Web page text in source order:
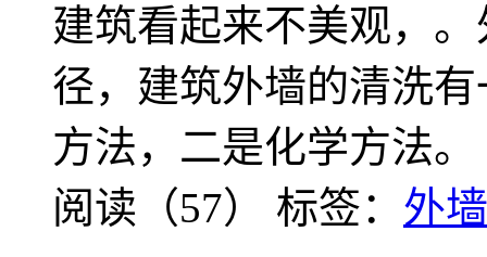
建筑看起来不美观，
径，建筑外墙的清洗
方法，二是化学方法。
阅读（57） 标签： 外